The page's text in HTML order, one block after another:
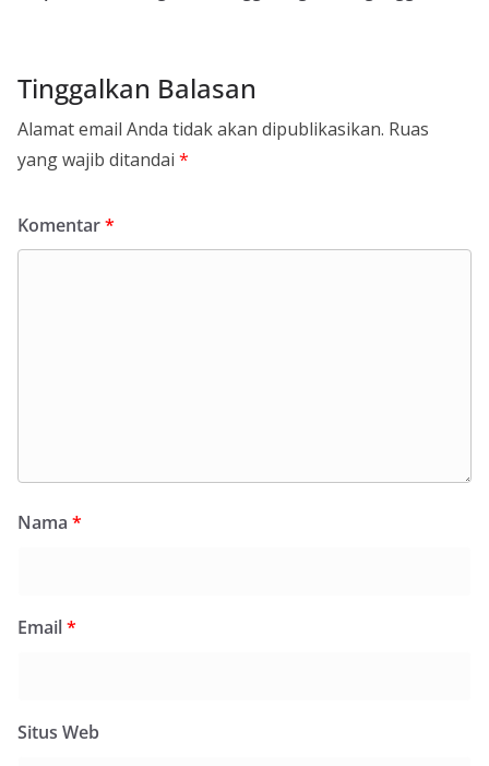
Tinggalkan Balasan
Alamat email Anda tidak akan dipublikasikan. Ruas
yang wajib ditandai *
Komentar*
Nama *
Email*
Situs Web